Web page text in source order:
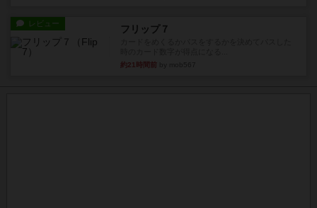
レビュー フリップ７
約21時間前